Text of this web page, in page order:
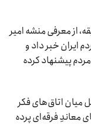
از معرفی منشه امیر
ایران خبر داد و
پیشنهاد کرده
میان اتاق‌های فکر
فرقه‌ای پرده